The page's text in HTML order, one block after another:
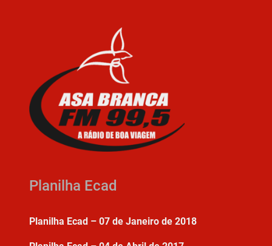
Planilha Ecad
Planilha Ecad – 07 de Janeiro de 2018